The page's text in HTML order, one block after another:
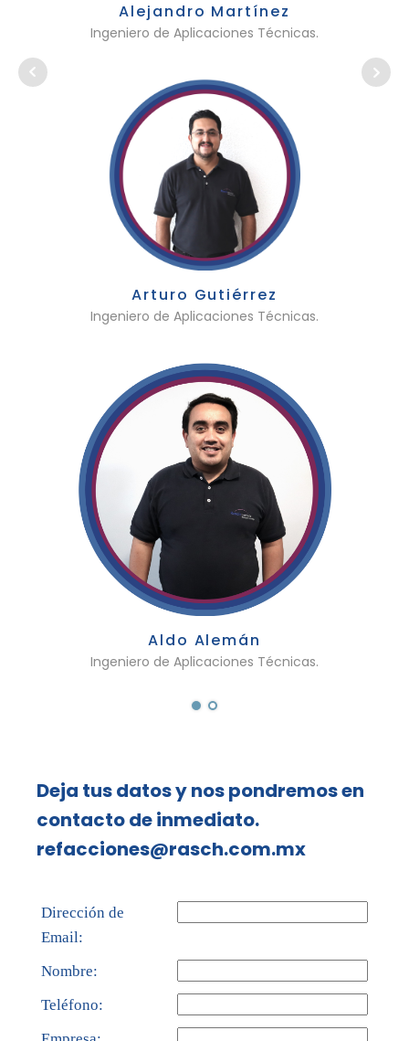
Alejandro Martínez
Ingeniero de Aplicaciones Técnicas.
Arturo Gutiérrez
Ingeniero de Aplicaciones Técnicas.
Aldo Alemán
Ingeniero de Aplicaciones Técnicas.
Deja tus datos y nos pondremos en
contacto de inmediato.
refacciones@rasch.com.mx
Dirección de
Email:
Nombre:
Teléfono: